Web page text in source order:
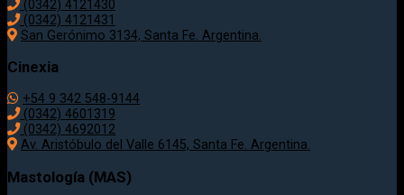
(0342) 4121430
(0342) 4121431
San Gerónimo 3134, Santa Fe. Argentina.
Cinexia
+54 9 342 548-9144
(0342) 4601319
(0342) 4692012
Av. Aristóbulo del Valle 6145, Santa Fe. Argentina.
Mastología (MAS)